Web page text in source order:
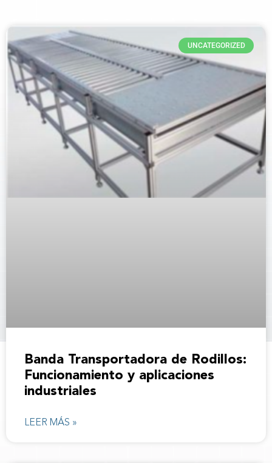
UNCATEGORIZED
Banda Transportadora de Rodillos:
Funcionamiento y aplicaciones
industriales
LEER MÁS »